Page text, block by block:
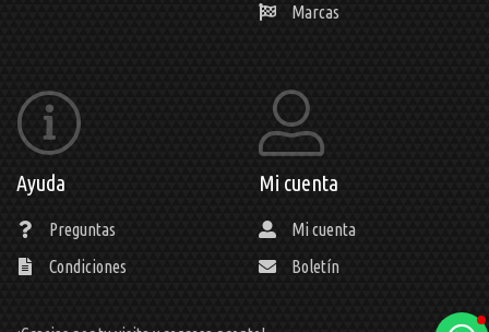
Marcas
Ayuda
Preguntas
Condiciones
Mi cuenta
Mi cuenta
Boletín